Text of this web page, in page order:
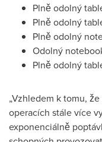
Plně odolný
Plně odolný
Plně odolný
Odolný
Plně odolný
„Vzhledem k tomu,
operacích stále více
exponenciálně